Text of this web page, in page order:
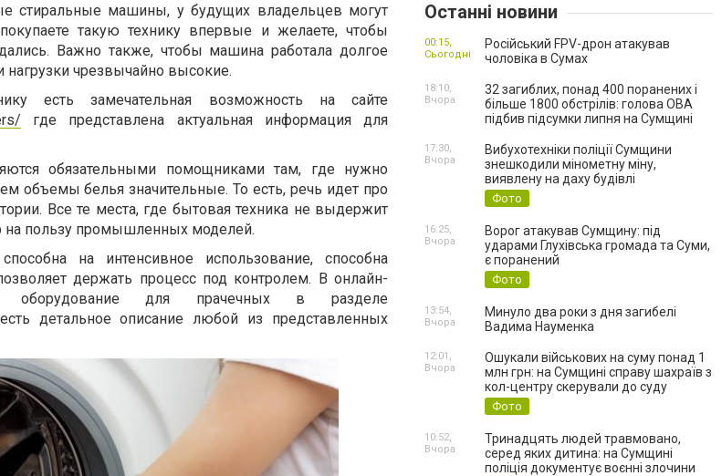
стиральные машины, у будущих владельцев могут
такую технику впервые и желаете, чтобы
Важно также, чтобы машина работала долгое
чрезвычайно высокие.
есть замечательная возможность на сайте
где представлена актуальная информация для
обязательными помощниками там, где нужно
объемы белья значительные. То есть, речь идет про
Все те места, где бытовая техника не выдержит
на пользу промышленных моделей.
на интенсивное использование, способна
держать процесс под контролем. В онлайн-
для прачечных в разделе
детальное описание любой из представленных
Останні новини
Російський FPV-дрон атакував
чоловіка в Сумах
00:15,
Сьогодні
32 загиблих, понад 400 поранених і
більше 1800 обстрілів: голова ОВА
підбив підсумки липня на Сумщині
18:10,
Вчора
Вибухотехніки поліції Сумщини
знешкодили мінометну міну,
виявлену на даху будівлі
Фото
17:30,
Вчора
Ворог атакував Сумщину: під
ударами Глухівська громада та Суми,
є поранений
Фото
16:25,
Вчора
Минуло два роки з дня загибелі
Вадима Науменка
13:54,
Вчора
Ошукали військових на суму понад 1
млн грн: на Сумщині справу шахраїв з
кол-центру скерували до суду
Фото
12:01,
Вчора
Тринадцять людей травмовано,
серед яких дитина: на Сумщині
поліція документує воєнні злочини
10:52,
Вчора